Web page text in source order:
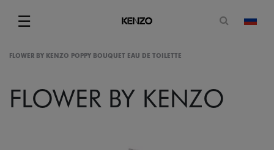
☰
Menu
FLOWER BY KENZO POPPY BOUQUET EAU DE TOILETTE
FLOWER BY KENZO